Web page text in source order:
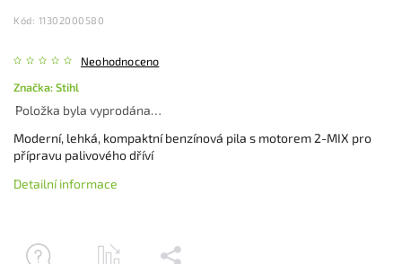
Kód: 11302000580
Neohodnoceno
Značka:Stihl
Položka byla vyprodána…
Moderní, lehká, kompaktní benzínová pila s motorem 2-MIX pro
přípravu palivového dříví
Detailní informace